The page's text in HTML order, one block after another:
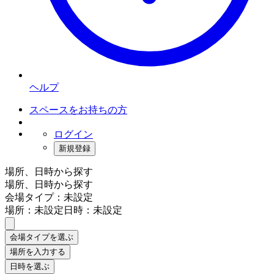
ヘルプ
スペースをお持ちの方
ログイン
新規登録
場所、日時から探す
場所、日時から探す
会場タイプ：未設定
場所：未設定日時：未設定
会場タイプを選ぶ
場所を入力する
日時を選ぶ